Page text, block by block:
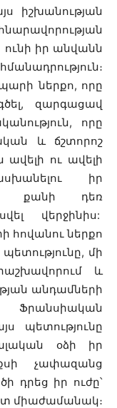
իշխանության
ունի իր անվանն
ներքո, որը
զարգացավ
որը
և ճշտորոշ
ավելի ու ավելի
իր
քանի դեռ
վերջինիս:
հովանու ներքո
մի
և
անդամների
Ֆրանսիական
պետությունը
օձի իր
չափազանց
դրեց իր ուժը՝
միաժամանակ։